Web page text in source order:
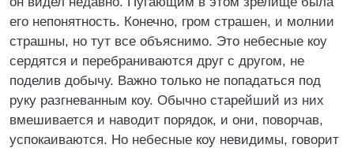
его непонятность. Конечно, гром страшен, и молнии
страшны, но тут все объяснимо. Это небесные коу
сердятся и перебраниваются друг с другом, не
поделив добычу. Важно только не попадаться под
руку разгневанным коу. Обычно старейший из них
вмешивается и наводит порядок, и они, поворчав,
успокаиваются. Но небесные коу невидимы, говорит